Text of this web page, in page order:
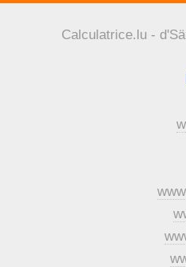
Calculatrice.lu -